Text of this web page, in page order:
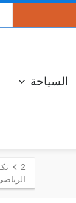
السياحة
2
الرياضي 2024/